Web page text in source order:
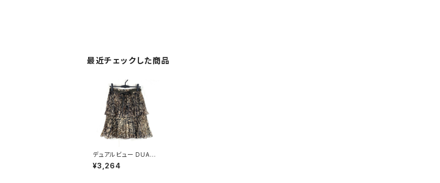
最近チェックした商品
デュアルビュー DUAL
VIEW スカート ヒョウ
柄 リボンベルト付き 茶
¥3,264